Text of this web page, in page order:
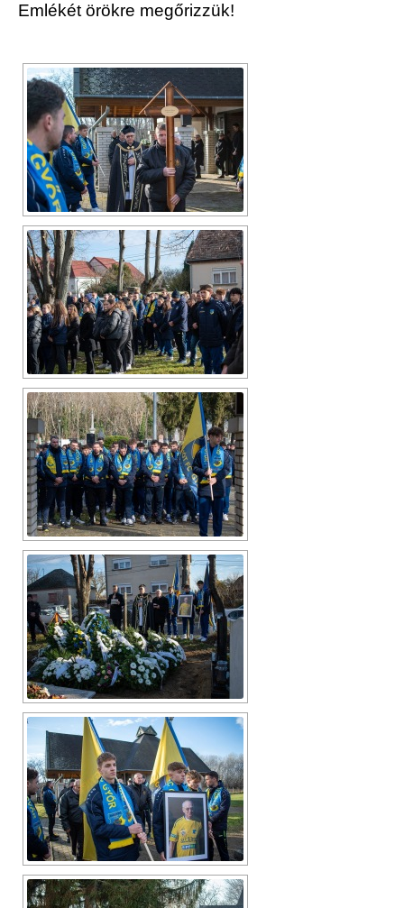
Emlékét örökre megőrizzük!